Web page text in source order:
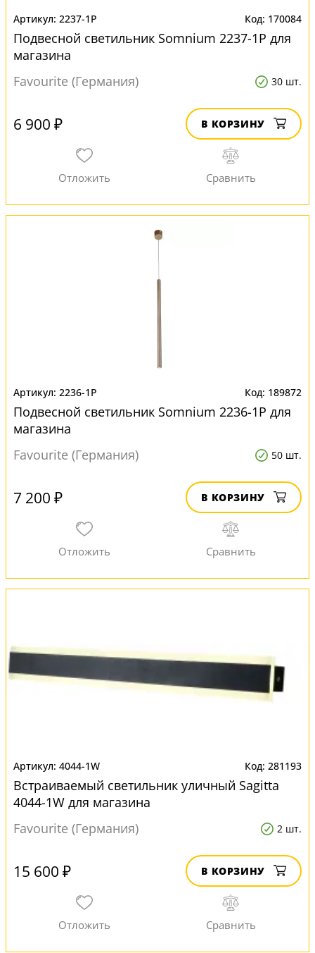
2237-1P 170084
Подвесной светильник Somnium 2237-1P для
магазина
Favourite (Германия)
30 шт.
6 900 ₽ В КОРЗИНУ
2236-1P 189872
Подвесной светильник Somnium 2236-1P для
магазина
Favourite (Германия)
50 шт.
7 200 ₽ В КОРЗИНУ
4044-1W 281193
Встраиваемый светильник уличный Sagitta
4044-1W для магазина
Favourite (Германия)
2 шт.
15 600 ₽ В КОРЗИНУ